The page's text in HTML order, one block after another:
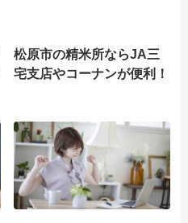
松原市の精米所ならJA三
宅支店やコーナンが便利！